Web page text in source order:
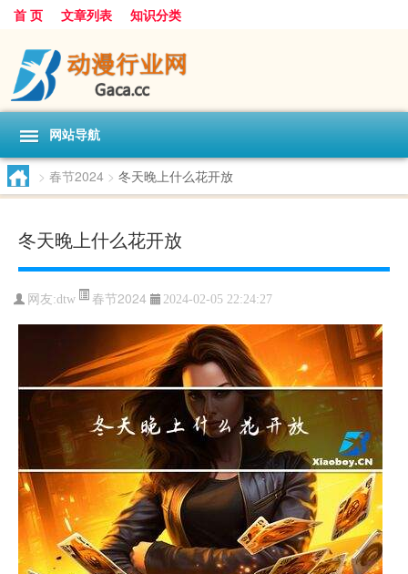
首 页 文章列表 知识分类
网站导航
> 春节2024 > 冬天晚上什么花开放
冬天晚上什么花开放
网友:dtw 春节2024 2024-02-05 22:24:27